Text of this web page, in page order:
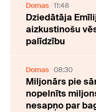
Domas 11:48
Dziedātāja
aizkustinošu
palīdzību
Domas 08:30
Miljonārs pie
nopelnīts
nesapņo par